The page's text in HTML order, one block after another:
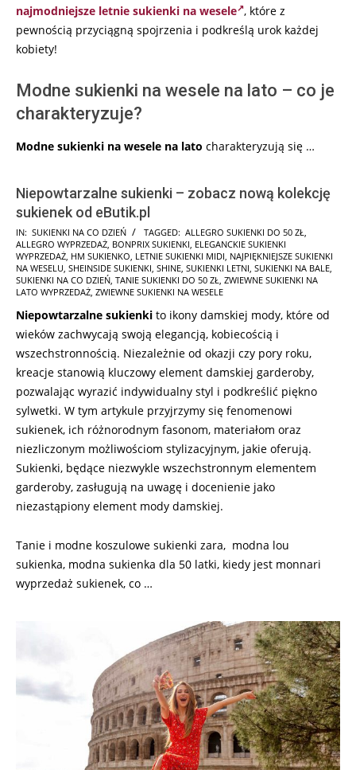
najmodniejsze letnie sukienki na wesele , które z
pewnością przyciągną spojrzenia i podkreślą urok każdej
kobiety!
Modne sukienki na wesele na lato – co je
charakteryzuje?
Modne sukienki na wesele na lato charakteryzują się …
Niepowtarzalne sukienki – zobacz nową kolekcję
sukienek od eButik.pl
2026-
06-
15
IN: SUKIENKI NA CO DZIEŃ TAGGED: ALLEGRO SUKIENKI DO 50 ZŁ,
ALLEGRO WYPRZEDAŻ, BONPRIX SUKIENKI, ELEGANCKIE SUKIENKI
WYPRZEDAŻ, HM SUKIENKO, LETNIE SUKIENKI MIDI, NAJPIĘKNIEJSZE SUKIENKI
NA WESELU, SHEINSIDE SUKIENKI, SHINE, SUKIENKI LETNI, SUKIENKI NA BALE,
SUKIENKI NA CO DZIEŃ, TANIE SUKIENKI DO 50 ZŁ, ZWIEWNE SUKIENKI NA
LATO WYPRZEDAŻ, ZWIEWNE SUKIENKI NA WESELE
Niepowtarzalne sukienki to ikony damskiej mody, które od
wieków zachwycają swoją elegancją, kobiecością i
wszechstronnością. Niezależnie od okazji czy pory roku,
kreacje stanowią kluczowy element damskiej garderoby,
pozwalając wyrazić indywidualny styl i podkreślić piękno
sylwetki. W tym artykule przyjrzymy się fenomenowi
sukienek, ich różnorodnym fasonom, materiałom oraz
niezliczonym możliwościom stylizacyjnym, jakie oferują.
Sukienki, będące niezwykle wszechstronnym elementem
garderoby, zasługują na uwagę i docenienie jako
niezastąpiony element mody damskiej.
Tanie i modne koszulowe sukienki zara, modna lou
sukienka, modna sukienka dla 50 latki, kiedy jest monnari
wyprzedaż sukienek, co …